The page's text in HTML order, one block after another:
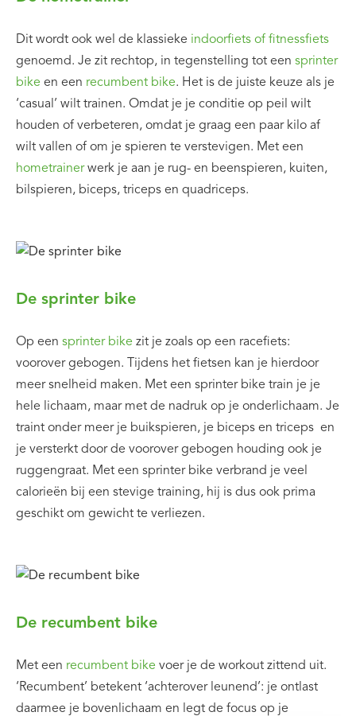
Dit wordt ook wel de klassieke indoorfiets of fitnessfiets
genoemd. Je zit rechtop, in tegenstelling tot een sprinter
bike en een recumbent bike. Het is de juiste keuze als je
‘casual’ wilt trainen. Omdat je je conditie op peil wilt
houden of verbeteren, omdat je graag een paar kilo af
wilt vallen of om je spieren te verstevigen. Met een
hometrainerwerk je aan je rug- en beenspieren, kuiten,
bilspieren, biceps, triceps en quadriceps.
De sprinter bike
Op een sprinter bike zit je zoals op een racefiets:
voorover gebogen. Tijdens het fietsen kan je hierdoor
meer snelheid maken. Met een sprinter bike train je je
hele lichaam, maar met de nadruk op je onderlichaam. Je
traint onder meer je buikspieren, je biceps en triceps en
je versterkt door de voorover gebogen houding ook je
ruggengraat. Met een sprinter bike verbrand je veel
calorieën bij een stevige training, hij is dus ook prima
geschikt om gewicht te verliezen.
De recumbent bike
Met een recumbent bike voer je de workout zittend uit.
‘Recumbent’ betekent ‘achterover leunend’: je ontlast
daarmee je bovenlichaam en legt de focus op je